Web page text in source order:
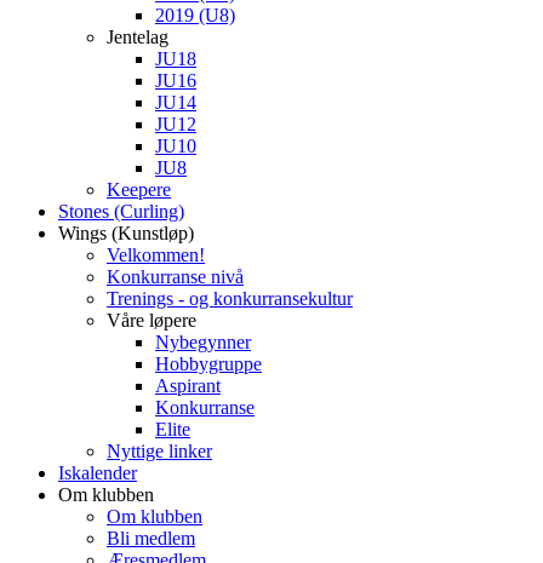
2019 (U8)
Jentelag
JU18
JU16
JU14
JU12
JU10
JU8
Keepere
Stones (Curling)
Wings (Kunstløp)
Velkommen!
Konkurranse nivå
Trenings - og konkurransekultur
Våre løpere
Nybegynner
Hobbygruppe
Aspirant
Konkurranse
Elite
Nyttige linker
Iskalender
Om klubben
Om klubben
Bli medlem